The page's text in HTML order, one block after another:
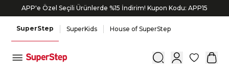
APP'e Özel Seçili Ürünlerde %15 İndirim! Kupon Kodu: APP15
SuperStep SuperKids House of SuperStep
0